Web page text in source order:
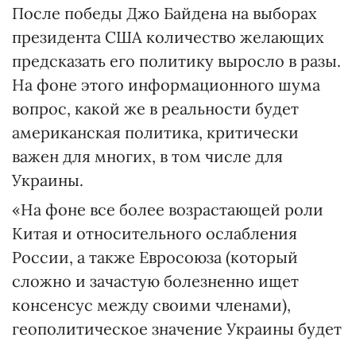
После победы Джо Байдена на выборах
президента США количество желающих
предсказать его политику выросло в разы.
На фоне этого информационного шума
вопрос, какой же в реальности будет
американская политика, критически
важен для многих, в том числе для
Украины.
«На фоне все более возрастающей роли
Китая и относительного ослабления
России, а также Евросоюза (который
сложно и зачастую болезненно ищет
консенсус между своими членами),
геополитическое значение Украины будет